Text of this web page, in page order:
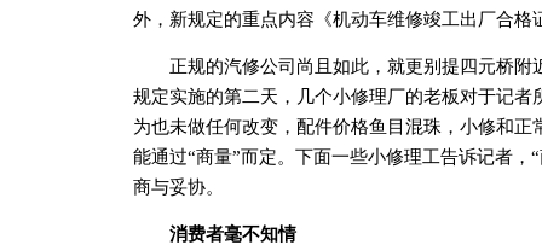
外，新规定的重点内容《机动车维修竣工出厂合格
正规的汽修公司尚且如此，就更别提四元桥附
规定实施的第二天，几个小修理厂的老板对于记
为也未做任何改变，配件价格鱼目混珠，小修和
能通过“商量”而定。下面一些小修理工告诉记者，
商与妥协。
消费者毫不知情